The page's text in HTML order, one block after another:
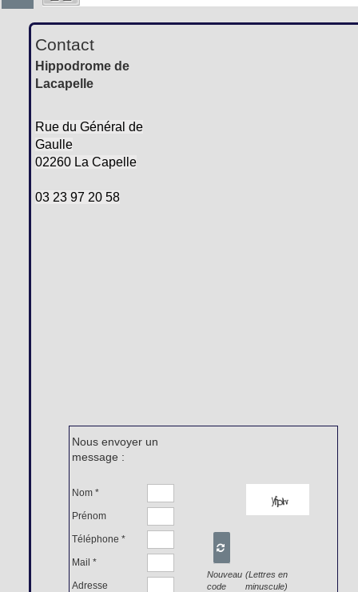
Contact
Hippodrome de
Lacapelle
Rue du Général de
Gaulle
02260 La Capelle
03 23 97 20 58
Nous envoyer un
message :
Nom *
Prénom
Téléphone *
Mail *
Adresse

Nouveau
code
(Lettres en
minuscule)